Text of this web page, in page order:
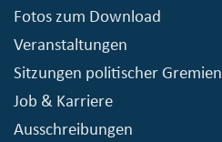
Fotos zum Download
Veranstaltungen
Sitzungen politischer Gremien
Job & Karriere
Ausschreibungen